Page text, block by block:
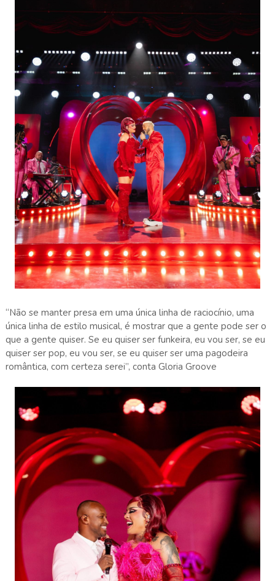
“Não se manter presa em uma única linha de raciocínio, uma
única linha de estilo musical, é mostrar que a gente pode ser o
que a gente quiser. Se eu quiser ser funkeira, eu vou ser, se eu
quiser ser pop, eu vou ser, se eu quiser ser uma pagodeira
romântica, com certeza serei”, conta Gloria Groove